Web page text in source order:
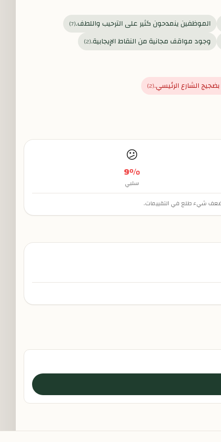
الموظفين ينمدحون كثير على الترحيب واللطف.(
7
)
وجود مواقف مجانية من النقاط الإيجابية.(
2
)
الشارع الرئيسي.(
2
)
😕
9%
سلبي
أضعف شيء طلع في التقييمات.